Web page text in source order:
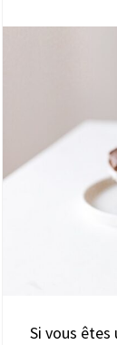
Si vous êtes